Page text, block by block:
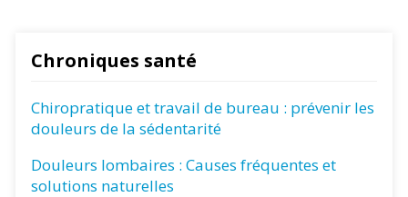
Chroniques santé
Chiropratique et travail de bureau : prévenir les
douleurs de la sédentarité
Douleurs lombaires : Causes fréquentes et
solutions naturelles